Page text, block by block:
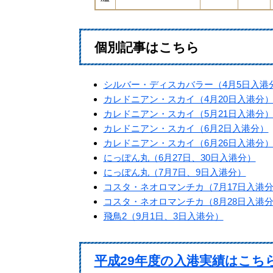
個別記事はこちら
シルバー・ディスカバラー（4月5日入港
カレドニアン・スカイ（4月20日入港分）
カレドニアン・スカイ（5月21日入港分）
カレドニアン・スカイ（6月2日入港分）
カレドニアン・スカイ（6月26日入港分）
にっぽん丸（6月27日、30日入港分）
にっぽん丸（7月7日、9日入港分）
コスタ・ネオロマンチカ（7月17日入港分
コスタ・ネオロマンチカ（8月28日入港分
飛鳥2（9月1日、3日入港分）
平成29年度の入港実績はこち